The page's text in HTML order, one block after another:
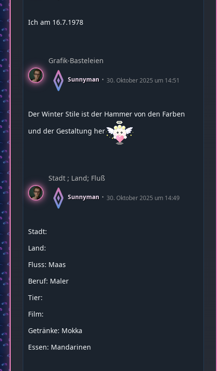
Ich am 16.7.1978
Grafik-Basteleien
Sunnyman 30. Oktober 2025 um 14:51
Der Winter Stile ist der Hammer von den Farben
und der Gestaltung her
Stadt ; Land; Fluß
Sunnyman 30. Oktober 2025 um 14:49
Stadt:
Land:
Fluss: Maas
Beruf: Maler
Tier:
Film:
Getränke: Mokka
Essen: Mandarinen